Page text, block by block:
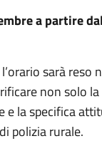
a partire
sarà reso
non solo la
e la specifica
polizia rurale.